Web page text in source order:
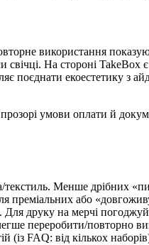
використання
На стороні TakeBox
поєднати екоестетику з
умови оплати й
Менше дрібних
преміальних або
друку на мерчі
переробити/повторно
FAQ: від кількох